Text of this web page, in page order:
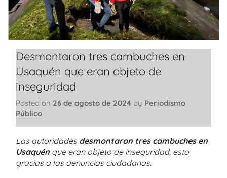
Desmontaron tres cambuches en
Usaquén que eran objeto de
inseguridad
Posted on 26 de agosto de 2024 by Periodismo
Público
Las autoridades desmontaron tres cambuches en
Usaquén que eran objeto de inseguridad, esto
gracias a las denuncias ciudadanas.